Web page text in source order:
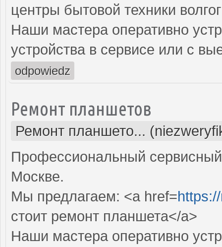
центры бытовой техники
Наши мастера оперативно
устройства в сервисе или с
odpowiedz
Ремонт планшетов
Ремонт планшето...
Профессиональный
Москве.
Мы предлагаем: <a href=
стоит ремонт планшета</a>
Наши мастера оперативно